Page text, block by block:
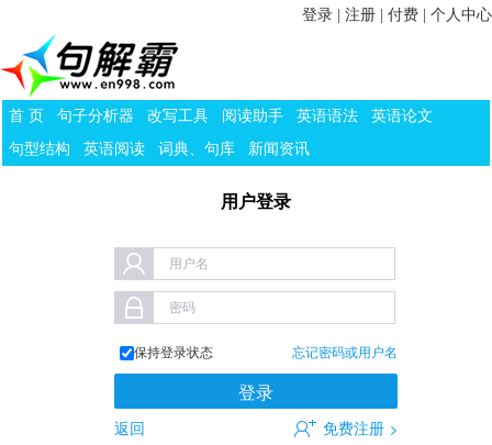
登录 注册 付费 个人中心
首 页 句子分析器 改写工具 阅读助手 英语语法
英语论文
句型结构
英语阅读 词典、句库 新闻资讯
用户登录
用户名
密码
保持登录状态 忘记密码或用户名
返回 免费注册